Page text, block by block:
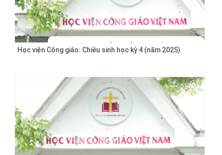
Học viện Công giáo: Chiêu sinh học kỳ 4 (năm 2025)